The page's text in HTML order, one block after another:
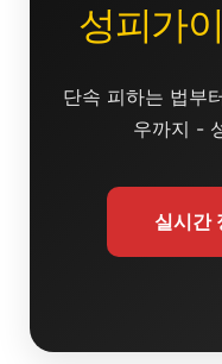
성피가
단속 피하는 법부
우까지 -
실시간